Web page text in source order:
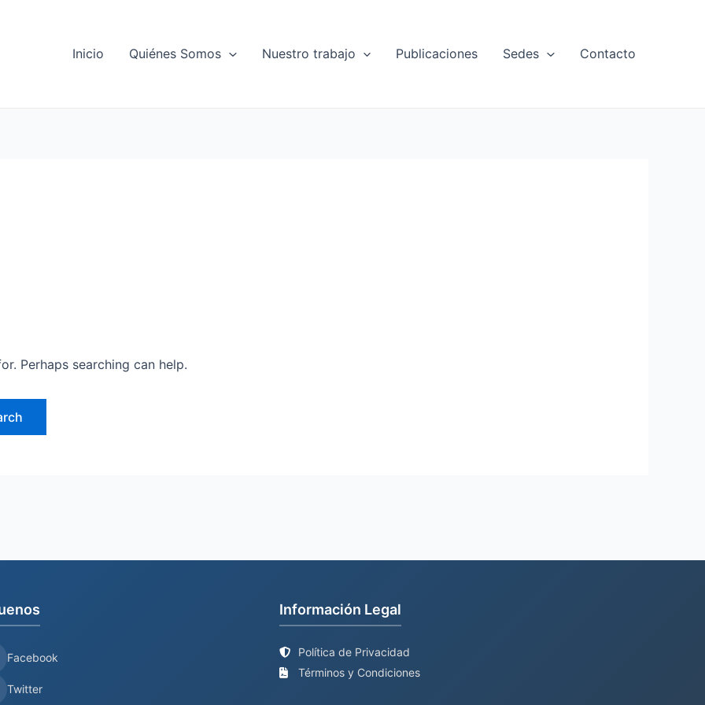
Inicio Quiénes Somos Nuestro trabajo Publicaciones Sedes Contacto
Perhaps searching can help.
Facebook
Twitter
Información Legal
Política de Privacidad
Términos y Condiciones